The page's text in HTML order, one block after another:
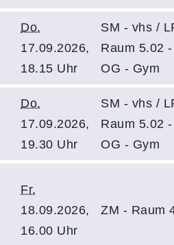
Do.
17.09.2026,
18.15 Uhr
SM - vhs /
Raum 5.02
OG - Gym
Do.
17.09.2026,
19.30 Uhr
SM - vhs /
Raum 5.02
OG - Gym
Fr.
18.09.2026,
16.00 Uhr
ZM - Raum